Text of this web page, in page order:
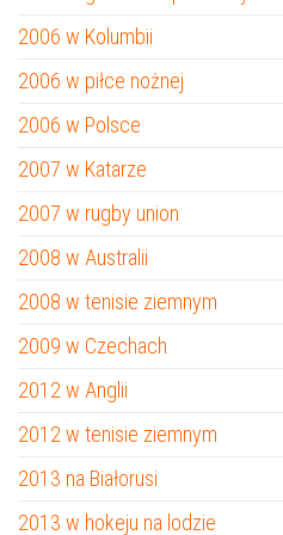
2006 w Kolumbii
2006 w piłce nożnej
2006 w Polsce
2007 w Katarze
2007 w rugby union
2008 w Australii
2008 w tenisie ziemnym
2009 w Czechach
2012 w Anglii
2012 w tenisie ziemnym
2013 na Białorusi
2013 w hokeju na lodzie